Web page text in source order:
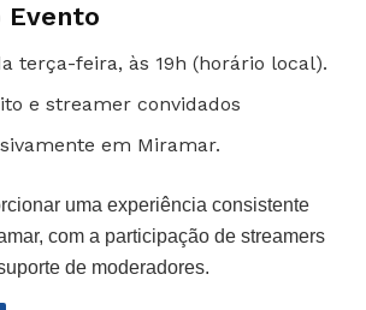
Evento
terça-feira, às 19h (horário local).
e streamer convidados
em Miramar.
uma experiência consistente
com a participação de streamers
de moderadores.